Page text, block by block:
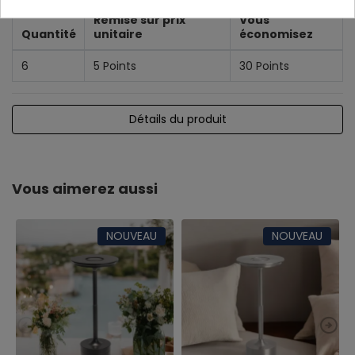
Quantité
Remise sur prix
unitaire
Vous
économisez
6
5 Points 30 Points
Détails du produit
Vous aimerez aussi
NOUVEAU NOUVEAU